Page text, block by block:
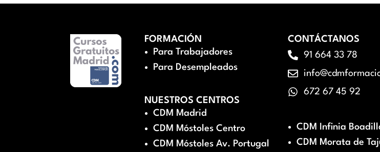
FORMACIÓN
Para Trabajadores
Para Desempleados
NUESTROS CENTROS
CDM Madrid
CDM Móstoles Centro
CDM Móstoles Av. Portugal
CONTÁCTANOS
91 664 33 78
672 67 45 92
CDM Infinia
CDM Morata de